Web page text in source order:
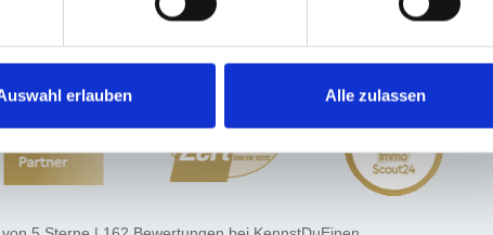
erlauben Alle zulassen